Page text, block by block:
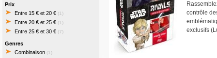
Prix
Entre 15 € et 20 € (1)
Entre 20 € et 25 € (1)
Entre 25 € et 30 € (7)
Genres
Combinaison (1)
contrôle
exclusifs